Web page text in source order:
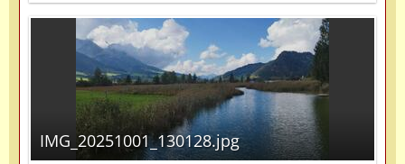
IMG_20251001_130128.jpg